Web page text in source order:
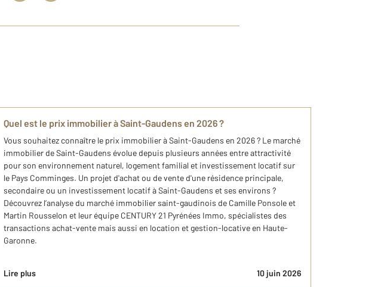
Quel est le prix immobilier à Saint-Gaudens en 2026 ?
Vous souhaitez connaître le prix immobilier à Saint-Gaudens en 2026 ? Le marché
immobilier de Saint-Gaudens évolue depuis plusieurs années entre attractivité
pour son environnement naturel, logement familial et investissement locatif sur
le Pays Comminges. Un projet d'achat ou de vente d'une résidence principale,
secondaire ou un investissement locatif à Saint-Gaudens et ses environs ?
Découvrez l’analyse du marché ​immobilier saint-gaudinois de Camille Ponsole et
Martin Rousselon et leur équipe CENTURY 21 Pyrénées Immo, spécialistes des
transactions achat-vente mais aussi en location et gestion-locative en Haute-
Garonne.
Lire plus 10 juin 2026